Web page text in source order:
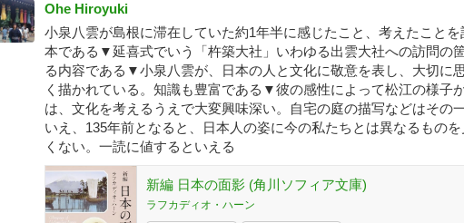
Ohe Hiroyuki
小泉八雲が島根に滞在していた約1年半に感じたこと、考えたこと
本である▼延喜式でいう「杵築大社」いわゆる出雲大社への訪問の
る内容である▼小泉八雲が、日本の人と文化に敬意を表し、大切に
く描かれている。知識も豊富である▼彼の感性によって松江の様子
は、文化を考えるうえで大変興味深い。自宅の庭の描写などはその
いえ、135年前となると、日本人の姿に今の私たちとは異なるもの
くない。一読に値するといえる
新編 日本の面影 (角川ソフィア文庫)
ラフカディオ・ハーン